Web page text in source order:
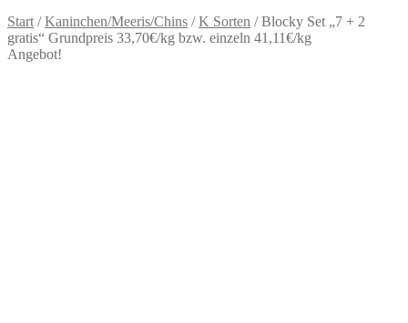
Start /Kaninchen/Meeris/Chins /K Sorten /Blocky Set „7 + 2
gratis“ Grundpreis 33,70€/kg bzw. einzeln 41,11€/kg
Angebot!